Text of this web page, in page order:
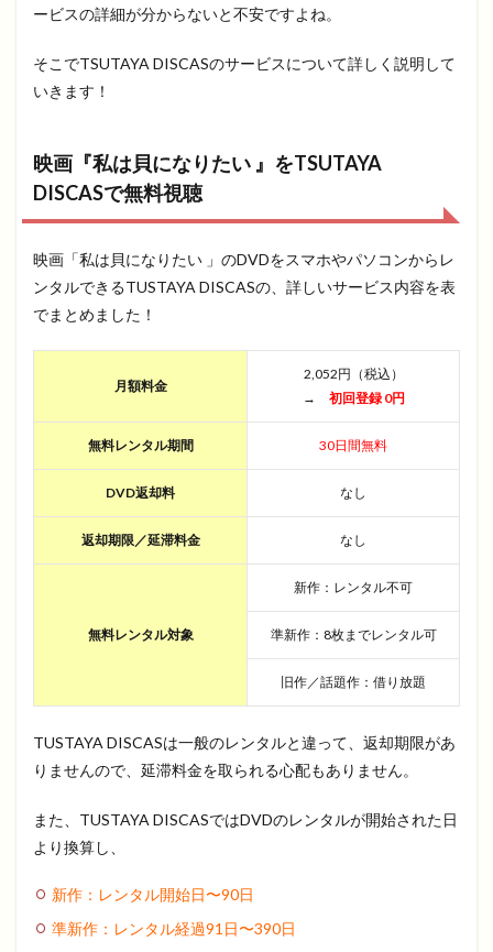
ービスの詳細が分からないと不安ですよね。
そこでTSUTAYA DISCASのサービスについて詳しく説明して
いきます！
映画『私は貝になりたい 』をTSUTAYA
DISCASで無料視聴
映画「私は貝になりたい 」のDVDをスマホやパソコンからレ
ンタルできるTUSTAYA DISCASの、詳しいサービス内容を表
でまとめました！
月額料金
2,052円（税込）
→ 初回登録 0円
無料レンタル期間 30日間無料
DVD返却料 なし
返却期限／延滞料金 なし
無料レンタル対象
新作：レンタル不可
準新作：8枚までレンタル可
旧作／話題作：借り放題
TUSTAYA DISCASは一般のレンタルと違って、返却期限があ
りませんので、延滞料金を取られる心配もありません。
また、TUSTAYA DISCASではDVDのレンタルが開始された日
より換算し、
新作：レンタル開始日〜90日
準新作：レンタル経過91 日〜390日